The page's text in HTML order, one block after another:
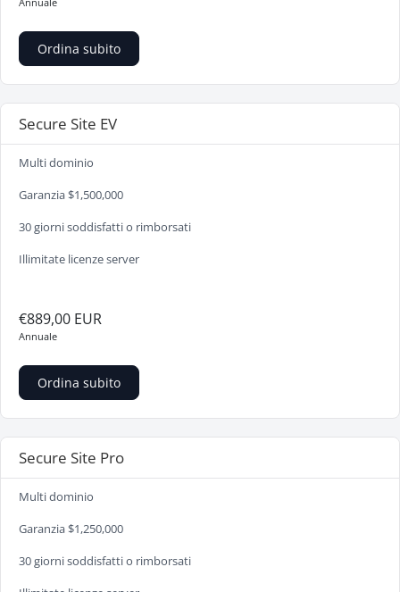
Ordina subito
Secure Site EV
Multi dominio
Garanzia $1,500,000
30 giorni soddisfatti o rimborsati
Illimitate licenze server
€889,00 EUR
Annuale
Ordina subito
Secure Site Pro
Multi dominio
Garanzia $1,250,000
30 giorni soddisfatti o rimborsati